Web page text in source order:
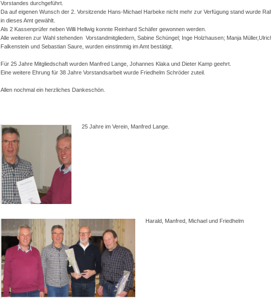
Vorstandes durchgeführt.
Da auf eigenen Wunsch der 2. Vorsitzende Hans-Michael Harbeke nicht mehr zur Verfügung stand wurde
in dieses Amt gewählt.
Als 2 Kassenprüfer neben Willi Hellwig konnte Reinhard Schäfer gewonnen werden.
Alle weiteren zur Wahl stehenden Vorstandmitgliedern, Sabine Schüngel; Inge Holzhausen; Manja
Falkenstein und Sebastian Saure, wurden einstimmig im Amt bestätigt.
Für 25 Jahre Mitgliedschaft wurden Manfred Lange, Johannes Klaka und Dieter Kamp geehrt.
Eine weitere Ehrung für 38 Jahre Vorstandsarbeit wurde Friedhelm Schröder zuteil.
Allen nochmal ein herzliches Dankeschön.
25 Jahre im Verein, Manfred Lange.
Harald, Manfred, Michael und Friedhelm